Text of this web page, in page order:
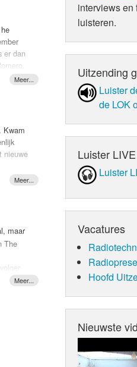
dat
er dan
wel
Kwam
nieuwe
die
maar
The
de
is
interviews en
luisteren.
Uitzending
Luister
de LOK
Luister LIVE
Luister
Vacatures
Hoofd
Nieuwste